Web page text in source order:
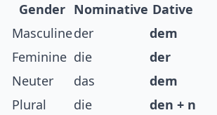
Gender Nominative Dative
Masculineder
dem
Feminine die
der
Neuter
das
dem
Plural
die
den + n